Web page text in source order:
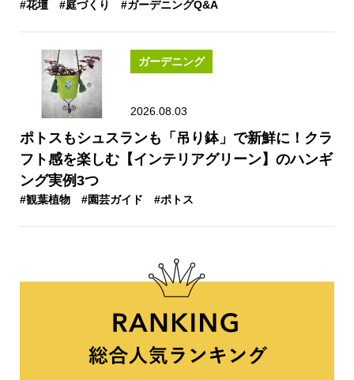
#花壇 #庭づくり #ガーデニングQ&A
ガーデニング
2026.08.03
ポトスもシュスランも「吊り鉢」で新鮮に！クラ
フト感を楽しむ【インテリアグリーン】のハンギ
ング実例3つ
#観葉植物 #園芸ガイド #ポトス